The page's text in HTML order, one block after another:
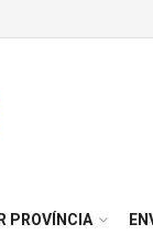
PROVÍNCIA